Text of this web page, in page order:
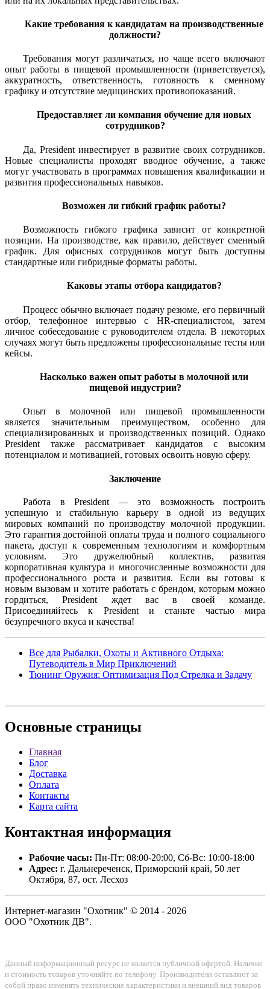
Какие требования к кандидатам на производственные
должности?
Требования могут различаться, но чаще всего включают
опыт работы в пищевой промышленности (приветствуется),
аккуратность, ответственность, готовность к сменному
графику и отсутствие медицинских противопоказаний.
Предоставляет ли компания обучение для новых
сотрудников?
Да, President инвестирует в развитие своих сотрудников.
Новые специалисты проходят вводное обучение, а также
могут участвовать в программах повышения квалификации и
развития профессиональных навыков.
Возможен ли гибкий график работы?
Возможность гибкого графика зависит от конкретной
позиции. На производстве, как правило, действует сменный
график. Для офисных сотрудников могут быть доступны
стандартные или гибридные форматы работы.
Каковы этапы отбора кандидатов?
Процесс обычно включает подачу резюме, его первичный
отбор, телефонное интервью с HR-специалистом, затем
личное собеседование с руководителем отдела. В некоторых
случаях могут быть предложены профессиональные тесты или
кейсы.
Насколько важен опыт работы в молочной или
пищевой индустрии?
Опыт в молочной или пищевой промышленности
является значительным преимуществом, особенно для
специализированных и производственных позиций. Однако
President также рассматривает кандидатов с высоким
потенциалом и мотивацией, готовых освоить новую сферу.
Заключение
Работа в President — это возможность построить
успешную и стабильную карьеру в одной из ведущих
мировых компаний по производству молочной продукции.
Это гарантия достойной оплаты труда и полного социального
пакета, доступ к современным технологиям и комфортным
условиям. Это дружелюбный коллектив, развитая
корпоративная культура и многочисленные возможности для
профессионального роста и развития. Если вы готовы к
новым вызовам и хотите работать с брендом, которым можно
гордиться, President ждет вас в своей команде.
Присоединяйтесь к President и станьте частью мира
безупречного вкуса и качества!
Все для Рыбалки, Охоты и Активного Отдыха:
Путеводитель в Мир Приключений
Тюнинг Оружия: Оптимизация Под Стрелка и Задачу
Основные страницы
Главная
Блог
Доставка
Оплата
Контакты
Карта сайта
Контактная информация
Рабочие часы: Пн-Пт: 08:00-20:00, Сб-Вс: 10:00-18:00
Адрес: г. Дальнереченск, Приморский край, 50 лет
Октября, 87, ост. Лесхоз
Интернет-магазин "Охотник" © 2014 - 2026
ООО "Охотник ДВ".
Данный информационный ресурс не является публичной офертой. Наличие
и стоимость товаров уточняйте по телефону. Производители оставляют за
собой право изменять технические характеристики и внешний вид товаров